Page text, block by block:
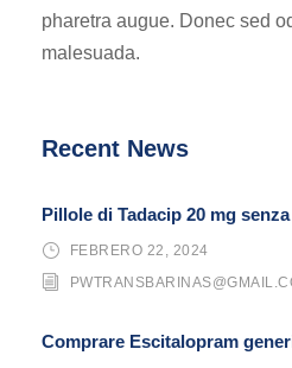
pharetra augue. Donec sed
malesuada.
Recent News
Pillole di Tadacip 20 mg
FEBRERO 22, 2024
Comprare Escitalopram